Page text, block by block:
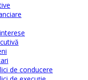
de conducere